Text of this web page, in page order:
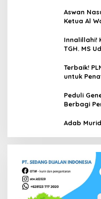
Aswan
Ketua Al
Innalillahi!
TGH. MS
Terbaik!
untuk
Peduli
Berbagi
Adab